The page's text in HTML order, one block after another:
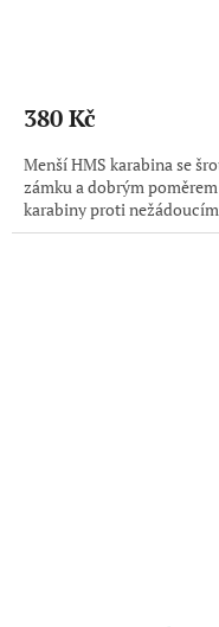
380 Kč
Menší HMS karabina se
zámku a dobrým
karabiny proti